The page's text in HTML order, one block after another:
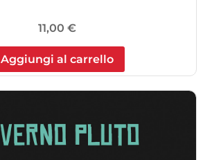
11,00 €
Aggiungi al carrello